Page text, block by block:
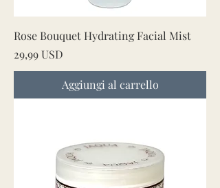
Rose Bouquet Hydrating Facial Mist
Prezzo
29,99 USD
Aggiungi al carrello